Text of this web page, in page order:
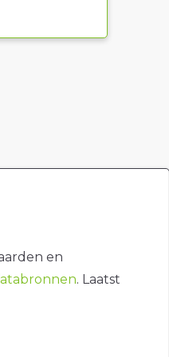
en
. Laatst